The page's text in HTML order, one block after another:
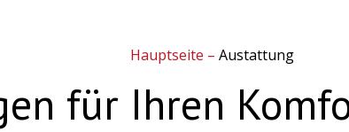
Hauptseite – Austattung
für Ihren